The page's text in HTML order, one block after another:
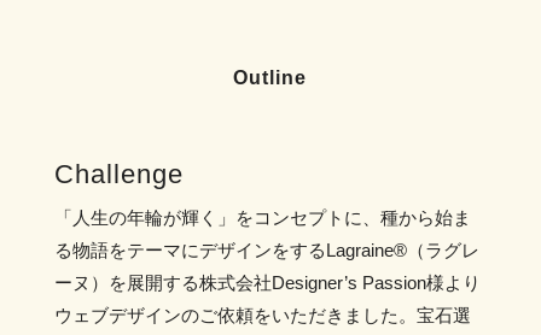
Outline
Challenge
「人生の年輪が輝く」をコンセプトに、種から始ま
る物語をテーマにデザインをするLagraine®︎（ラグレ
ーヌ）を展開する株式会社Designer’s Passion様より
ウェブデザインのご依頼をいただきました。宝石選